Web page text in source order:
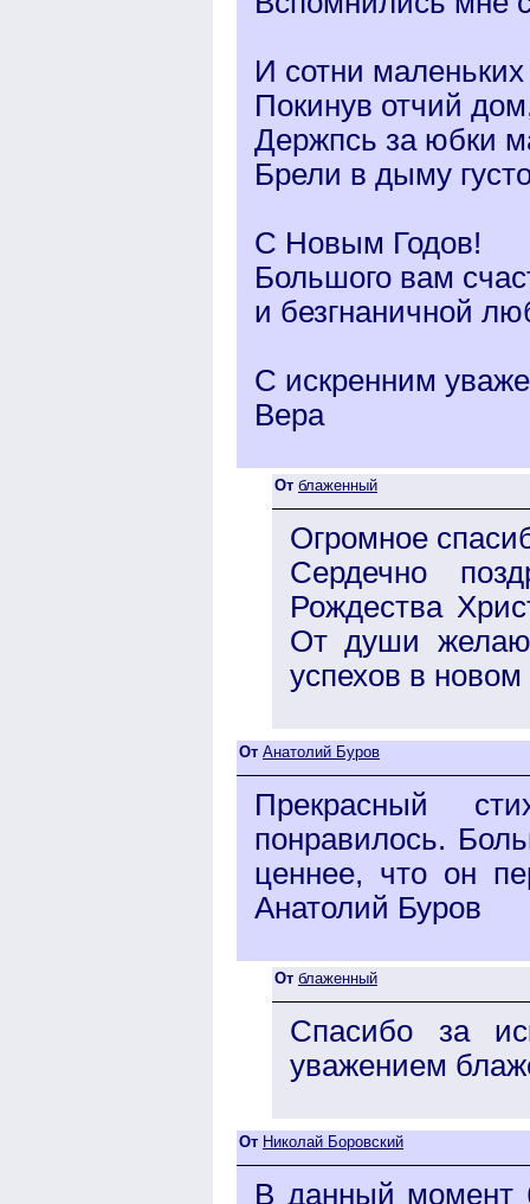
И сотни
Покинув отчий
Держпсь за юбки
Брели в дыму
С Новым Годов!
Большого вам
и безгнаничной
С искренним
Вера
От блаженный
Огромное
Сердечно
Рождества
От души желаю
успехов в
От Анатолий Буров
Прекрасный
понравилось.
ценнее, что он
Анатолий Буров
От блаженный
Спасибо за
уважением
От Николай Боровский
В данный момент